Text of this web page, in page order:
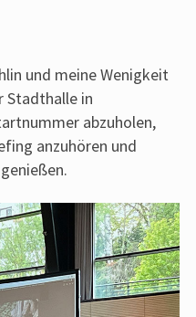
und meine Wenigkeit
Stadthalle in
abzuholen,
anzuhören und